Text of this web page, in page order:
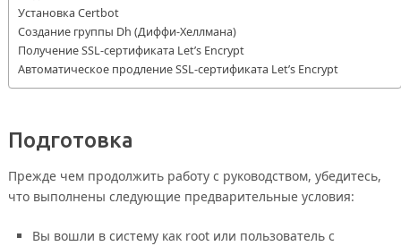
Установка Certbot
Создание группы Dh (Диффи-Хеллмана)
Получение SSL-сертификата Let’s Encrypt
Автоматическое продление SSL-сертификата Let’s Encrypt
Подготовка
Прежде чем продолжить работу с руководством, убедитесь,
что выполнены следующие предварительные условия:
Вы вошли в систему как root или пользователь с